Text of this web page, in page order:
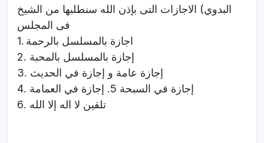
البدوي) الاجازات التى بإذن الله سنطلبها من الشيخ
فى المجلس
1. اجازة بالمسلسل بالرحمة
2. إجازة بالمسلسل بالمحبة
3. إجازة عامة و إجازة في الحديث
4. إجازة في السبحة 5. إجازة في العمامة
6. تلقين لا اله إلا الله